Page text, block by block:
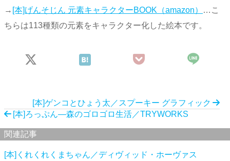
→ [本]げんそじん 元素キャラクターBOOK（amazon）
…こ
ちらは113種類の元素をキャラクター化した絵本です。
[本]ゲンコとひょう太／スプーキー グラフィック
[本]ろっぷん―森のゴロゴロ生活／TRYWORKS
関連記事
[本]くれくれくまちゃん／ディヴィッド・ホーヴァス